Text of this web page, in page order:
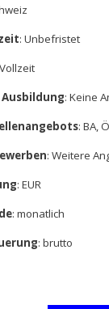
: Unbefristet
: Keine
: BA,
: Weitere
: EUR
: monatlich
: brutto